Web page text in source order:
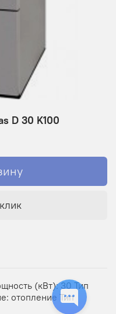
D 30 K100
(кВт): 30 Тип
отопление Тип
запчасть
вопросы и поможет